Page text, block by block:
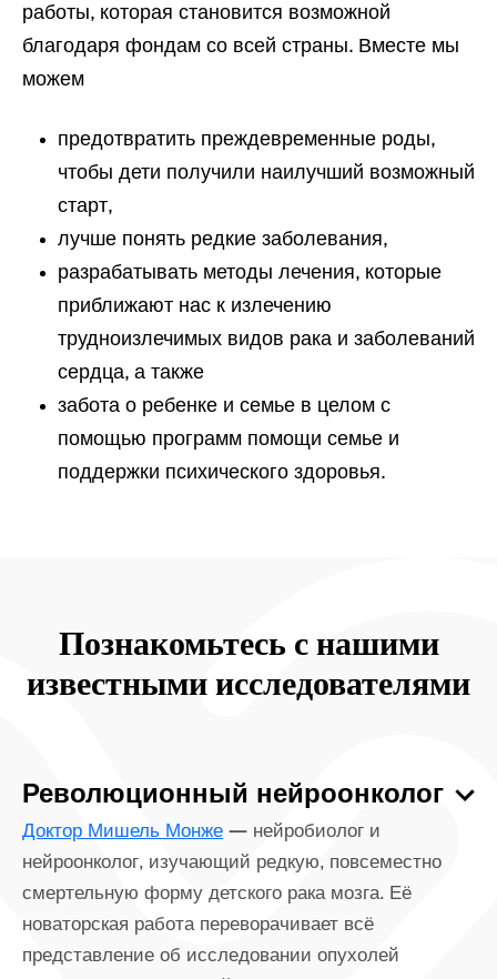
работы, которая становится возможной
благодаря фондам со всей страны. Вместе мы
можем
предотвратить преждевременные роды,
чтобы дети получили наилучший возможный
старт,
лучше понять редкие заболевания,
разрабатывать методы лечения, которые
приближают нас к излечению
трудноизлечимых видов рака и заболеваний
сердца, а также
забота о ребенке и семье в целом с
помощью программ помощи семье и
поддержки психического здоровья.
Познакомьтесь с нашими
известными исследователями
Революционный нейроонколог
Доктор Мишель Монже — нейробиолог и
нейроонколог, изучающий редкую, повсеместно
смертельную форму детского рака мозга. Её
новаторская работа переворачивает всё
представление об исследовании опухолей